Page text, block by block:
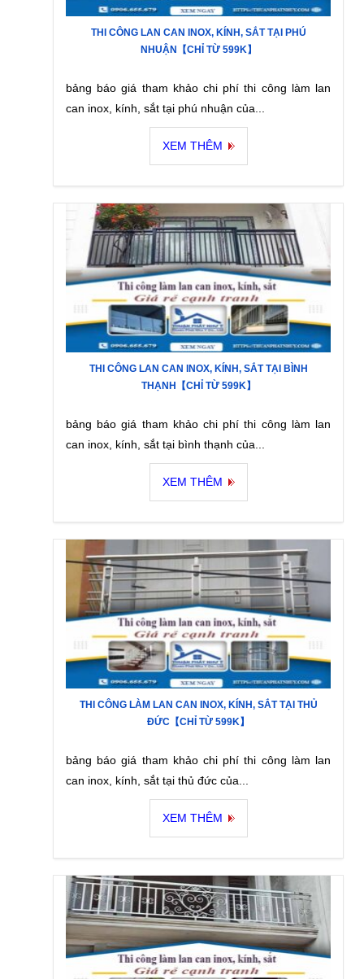
THI CÔNG LAN CAN INOX, KÍNH, SẮT TẠI PHÚ
NHUẬN【CHỈ TỪ 599K】
bảng báo giá tham khảo chi phí thi công làm lan
can inox, kính, sắt tại phú nhuận của...
XEM THÊM
THI CÔNG LAN CAN INOX, KÍNH, SẮT TẠI BÌNH
THẠNH【CHỈ TỪ 599K】
bảng báo giá tham khảo chi phí thi công làm lan
can inox, kính, sắt tại bình thạnh của...
XEM THÊM
THI CÔNG LÀM LAN CAN INOX, KÍNH, SẮT TẠI THỦ
ĐỨC【CHỈ TỪ 599K】
bảng báo giá tham khảo chi phí thi công làm lan
can inox, kính, sắt tại thủ đức của...
XEM THÊM